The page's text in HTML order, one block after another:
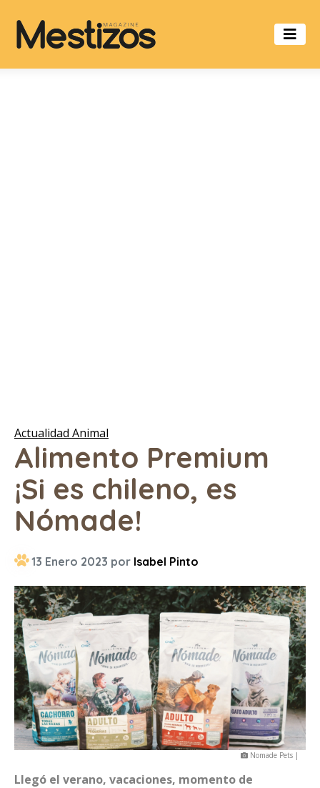
Actualidad Animal
Alimento Premium
¡Si es chileno, es
Nómade!
13 Enero 2023 por Isabel Pinto
Nomade Pets |
Llegó el verano, vacaciones, momento de